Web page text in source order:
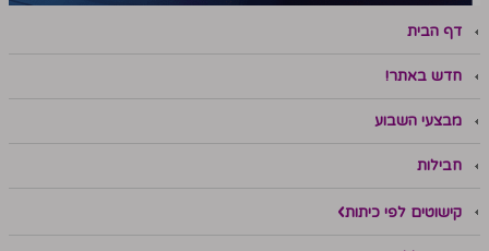
דף הבית
חדש באתר!
מבצעי השבוע
חבילות
קישוטים לפי כיתות